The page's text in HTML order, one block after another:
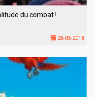
du combat !
26-05-2018